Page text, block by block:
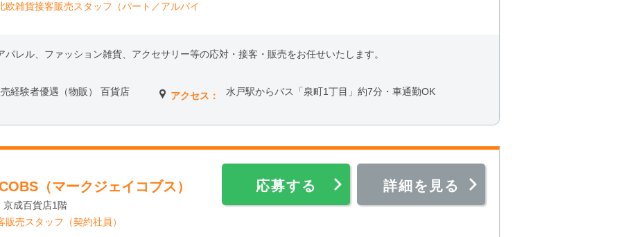
欧雑貨接客販売スタッフ（パート／アルバイ
レル、ファッション雑貨、アクセサリー等の応対・接客・販売をお任せいたします。
経験者優遇（物販） 百貨店
アクセス： 水戸駅からバス「泉町1丁目」約7分・車通勤OK
（マークジェイコブス）
成百貨店1階
販売スタッフ（契約社員）
応募する 詳細を見る